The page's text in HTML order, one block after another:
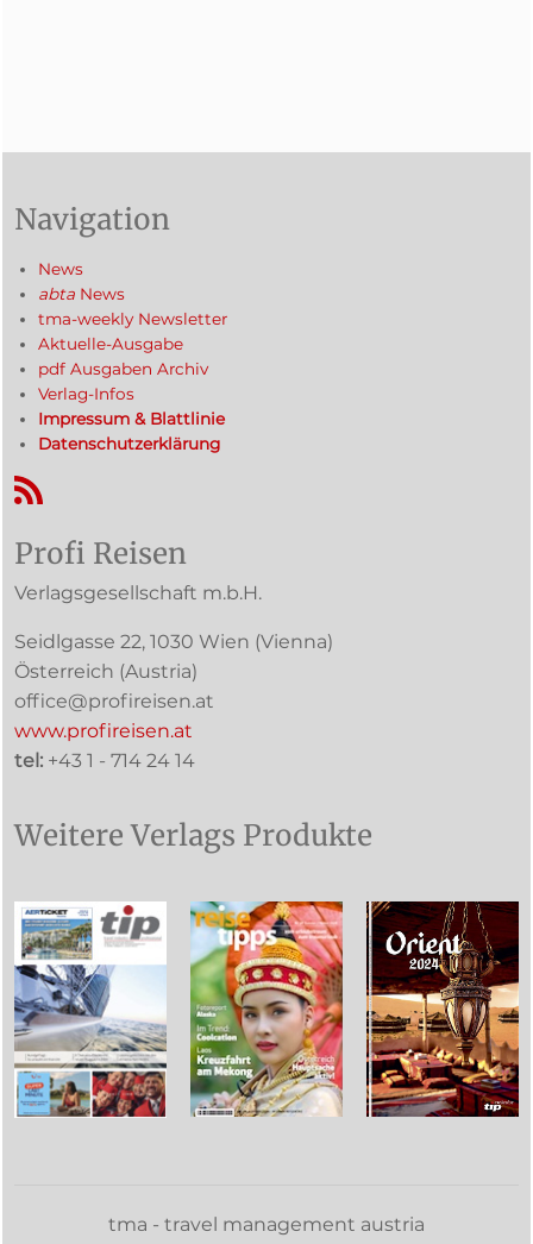
Navigation
News
abta News
tma-weekly Newsletter
Aktuelle-Ausgabe
pdf Ausgaben Archiv
Verlag-Infos
Impressum & Blattlinie
Datenschutzerklärung
RSS-Feed
Profi Reisen
Verlagsgesellschaft m.b.H.
Seidlgasse 22, 1030 Wien (Vienna)
Österreich (Austria)
office@profireisen.at
www.profireisen.at
tel: +43 1 - 714 24 14
Weitere Verlags Produkte
tma - travel management austria